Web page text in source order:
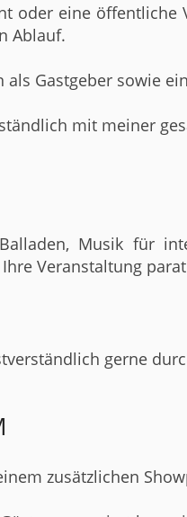
oder eine
Ablauf.
Gastgeber sowie
mit meiner
Musik für
Veranstaltung
gerne
zusätzlichen